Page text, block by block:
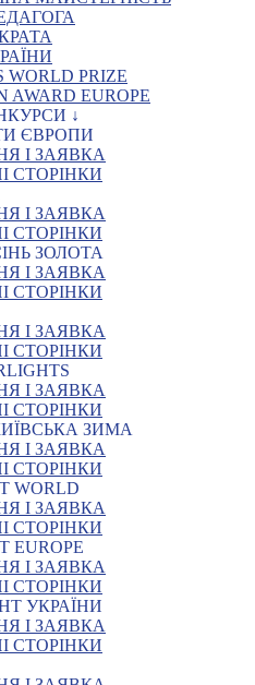
WORLD PRIZE
AWARD EUROPE
↓
ЄВРОПИ
І ЗАЯВКА
СТОРІНКИ
І ЗАЯВКА
СТОРІНКИ
ЗОЛОТА
І ЗАЯВКА
СТОРІНКИ
І ЗАЯВКА
СТОРІНКИ
І ЗАЯВКА
СТОРІНКИ
ЗИМА
І ЗАЯВКА
СТОРІНКИ
WORLD
І ЗАЯВКА
СТОРІНКИ
EUROPE
І ЗАЯВКА
СТОРІНКИ
УКРАЇНИ
І ЗАЯВКА
СТОРІНКИ